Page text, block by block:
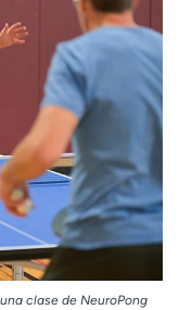
clase de NeuroPong